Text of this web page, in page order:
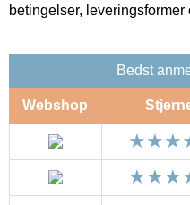
betingelser,
Bedst
Webshop